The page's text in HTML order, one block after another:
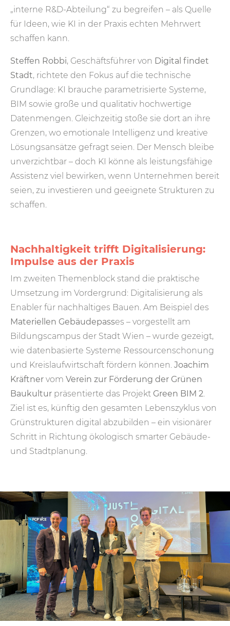
„interne R&D-Abteilung“ zu begreifen – als Quelle
für Ideen, wie KI in der Praxis echten Mehrwert
schaffen kann.
Steffen Robbi, Geschäftsführer von Digital findet
Stadt, richtete den Fokus auf die technische
Grundlage: KI brauche parametrisierte Systeme,
BIM sowie große und qualitativ hochwertige
Datenmengen. Gleichzeitig stoße sie dort an ihre
Grenzen, wo emotionale Intelligenz und kreative
Lösungsansätze gefragt seien. Der Mensch bleibe
unverzichtbar – doch KI könne als leistungsfähige
Assistenz viel bewirken, wenn Unternehmen bereit
seien, zu investieren und geeignete Strukturen zu
schaffen.
Nachhaltigkeit trifft Digitalisierung:
Impulse aus der Praxis
Im zweiten Themenblock stand die praktische
Umsetzung im Vordergrund: Digitalisierung als
Enabler für nachhaltiges Bauen. Am Beispiel des
Materiellen Gebäudepasses – vorgestellt am
Bildungscampus der Stadt Wien – wurde gezeigt,
wie datenbasierte Systeme Ressourcenschonung
und Kreislaufwirtschaft fördern können. Joachim
Kräftner vom Verein zur Förderung der Grünen
Baukultur präsentierte das Projekt Green BIM 2.
Ziel ist es, künftig den gesamten Lebenszyklus von
Grünstrukturen digital abzubilden – ein visionärer
Schritt in Richtung ökologisch smarter Gebäude-
und Stadtplanung.